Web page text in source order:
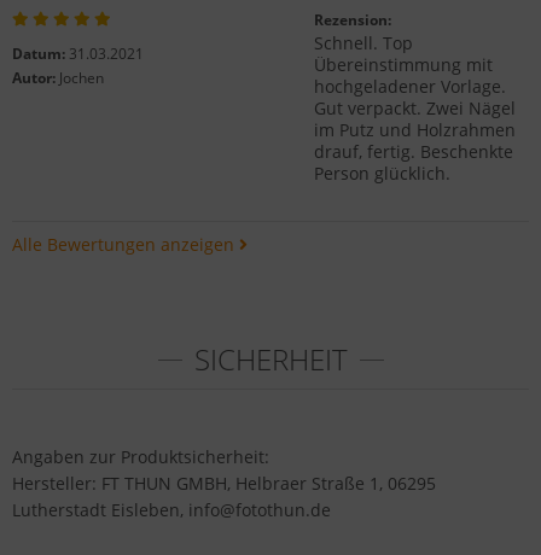
Datum: 31.03.2021
Autor: Jochen
Rezension:
Schnell. Top
Übereinstimmung mit
hochgeladener Vorlage.
Gut verpackt. Zwei Nägel
im Putz und Holzrahmen
drauf, fertig. Beschenkte
Person glücklich.
Alle Bewertungen anzeigen
SICHERHEIT
Angaben zur Produktsicherheit:
Hersteller: FT THUN GMBH, Helbraer Straße 1, 06295
Lutherstadt Eisleben, info@fotothun.de